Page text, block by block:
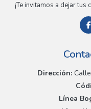
¡Te invitamos a dejar
Dirección:Calle
Línea